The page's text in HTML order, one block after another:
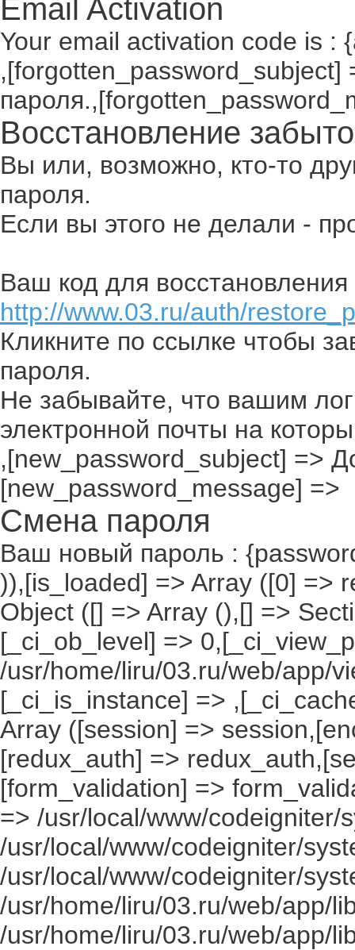
Email Activation
Your email activation code is :
,[forgotten_password_subject]
Восстановление
Вы или, возможно, кто-то
пароля.
Если вы этого не делали -
Ваш код для восстановления
http://www.03.ru/auth/
Кликните по ссылке чтобы
пароля.
Не забывайте, что вашим
электронной почты на
,[new_password_subject] =>
[new_password_message] =>
Смена пароля
Ваш новый пароль :
)),[is_loaded] => Array ([0] =>
Object ([] => Array (),[] =>
[_ci_ob_level] =>
/usr/home/liru/03.ru/web/app/
[_ci_is_instance] =>
Array ([session] =>
[redux_auth] =>
[form_validation] =>
=> /usr/local/www/codeigniter/
/usr/local/www/codeigniter/
/usr/local/www/codeigniter/
/usr/home/liru/03.ru/web/app/
/usr/home/liru/03.ru/web/app/